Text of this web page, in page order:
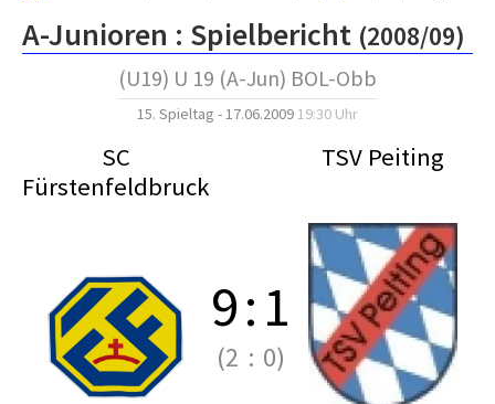
A-Junioren : Spielbericht (2008/09)
(U19) U 19 (A-Jun) BOL-Obb
15. Spieltag - 17.06.2009 19:30 Uhr
SC
Fürstenfeldbruck
TSV Peiting
9:1
(2 : 0)